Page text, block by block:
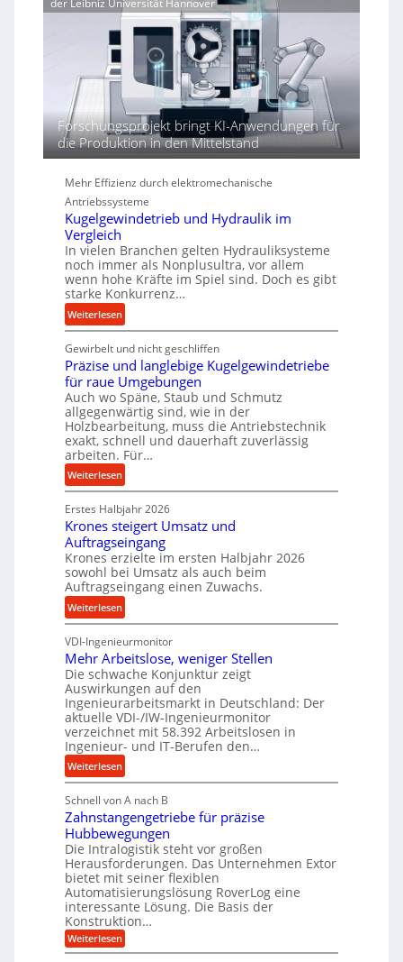
j
e
r
e
d
i
e
e
r
f
o
r
m
a
n
c
b
e
i
m
D
r
ü
c
k
p
r
o
z
e
s
s
Forschungsprojekt bringt KI-Anwendungen für
die Produktion in den Mittelstand
Mehr Effizienz durch elektromechanische
Antriebssysteme
Kugelgewindetrieb und Hydraulik im
Vergleich
In vielen Branchen gelten Hydrauliksysteme
noch immer als Nonplusultra, vor allem
wenn hohe Kräfte im Spiel sind. Doch es gibt
starke Konkurrenz…
Weiterlesen:
K
u
g
e
l
g
e
w
i
n
e
r
i
e
b
u
n
d
H
y
d
r
a
u
l
i
m
V
e
r
g
l
e
Gewirbelt und nicht geschliffen
Präzise und langlebige Kugelgewindetriebe
für raue Umgebungen
Auch wo Späne, Staub und Schmutz
allgegenwärtig sind, wie in der
Holzbearbeitung, muss die Antriebstechnik
exakt, schnell und dauerhaft zuverlässig
arbeiten. Für…
Weiterlesen:
P
r
ä
z
i
s
e
u
n
d
l
a
n
g
l
e
b
i
g
e
K
u
g
e
l
g
e
w
Erstes Halbjahr 2026
Krones steigert Umsatz und
Auftragseingang
Krones erzielte im ersten Halbjahr 2026
sowohl bei Umsatz als auch beim
Auftragseingang einen Zuwachs.
Weiterlesen:
K
r
o
n
e
s
s
t
e
i
g
r
t
U
m
s
a
t
z
VDI-Ingenieurmonitor
Mehr Arbeitslose, weniger Stellen
Die schwache Konjunktur zeigt
Auswirkungen auf den
Ingenieurarbeitsmarkt in Deutschland: Der
aktuelle VDI-/IW-Ingenieurmonitor
verzeichnet mit 58.392 Arbeitslosen in
Ingenieur- und IT-Berufen den…
Weiterlesen:
M
e
h
r
A
r
b
e
i
t
s
Schnell von A nach B
Zahnstangengetriebe für präzise
Hubbewegungen
Die Intralogistik steht vor großen
Herausforderungen. Das Unternehmen Extor
bietet mit seiner flexiblen
Automatisierungslösung RoverLog eine
interessante Lösung. Die Basis der
Konstruktion…
Weiterlesen:
Z